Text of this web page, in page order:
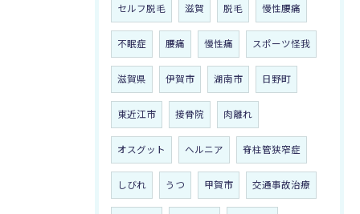
セルフ脱毛 滋賀 脱毛 慢性腰痛
不眠症 腰痛 慢性痛 スポーツ怪我
滋賀県 伊賀市 湖南市 日野町
東近江市 接骨院 肉離れ
オスグット ヘルニア 脊柱管狭窄症
しびれ うつ 甲賀市 交通事故治療